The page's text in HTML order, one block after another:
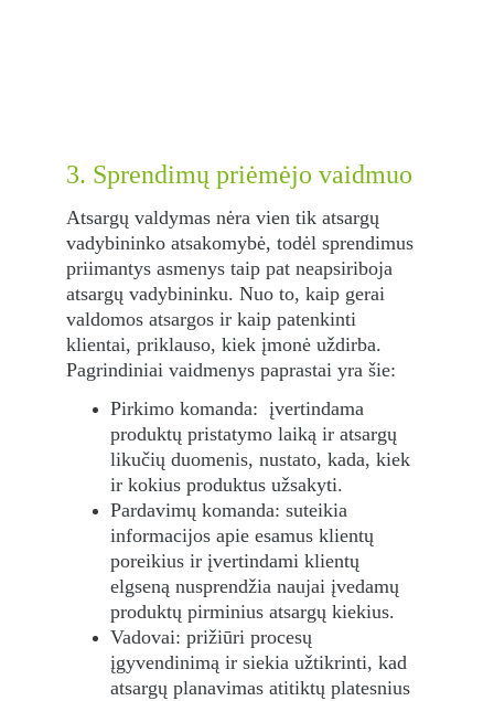
3. Sprendimų priėmėjo vaidmuo
Atsargų valdymas nėra vien tik atsargų
vadybininko atsakomybė, todėl sprendimus
priimantys asmenys taip pat neapsiriboja
atsargų vadybininku. Nuo to, kaip gerai
valdomos atsargos ir kaip patenkinti
klientai, priklauso, kiek įmonė uždirba.
Pagrindiniai vaidmenys paprastai yra šie:
Pirkimo komanda:  įvertindama
produktų pristatymo laiką ir atsargų
likučių duomenis, nustato, kada, kiek
ir kokius produktus užsakyti.
Pardavimų komanda: suteikia
informacijos apie esamus klientų
poreikius ir įvertindami klientų
elgseną nusprendžia naujai įvedamų
produktų pirminius atsargų kiekius.
Vadovai: prižiūri procesų
įgyvendinimą ir siekia užtikrinti, kad
atsargų planavimas atitiktų platesnius